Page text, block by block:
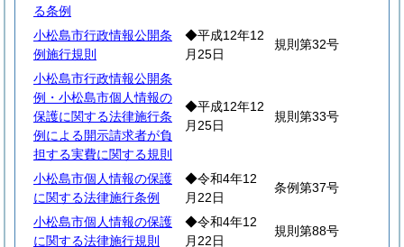
る条例
小松島市行政情報公開条
例施行規則
◆平成12年12
月25日
規則第32号
小松島市行政情報公開条
例・小松島市個人情報の
保護に関する法律施行条
例による開示請求者が負
担する実費に関する規則
◆平成12年12
月25日
規則第33号
小松島市個人情報の保護
に関する法律施行条例
◆令和4年12
月22日
条例第37号
小松島市個人情報の保護
に関する法律施行規則
◆令和4年12
月22日
規則第88号